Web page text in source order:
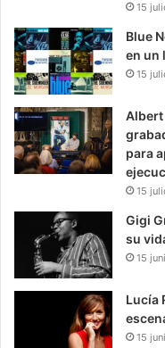
15
Blue
en un
15
Albert
para
15
Gigi
su
15
Lucía
15